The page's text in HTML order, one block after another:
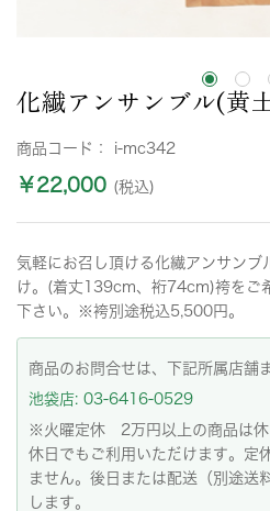
化繊アンサンブル(黄
商品コード： i-mc342
￥22,000 (税込)
気軽にお召し頂ける化繊アンサン
け。(着丈139cm、裄74cm)袴をご
下さい。※袴別途税込5,500円。
商品のお問合せは、下記所属店舗
池袋店: 03-6416-0529
※火曜定休 2万円以上の商品は
休日でもご利用いただけます。定
ません。後日または配送（別途送
します。